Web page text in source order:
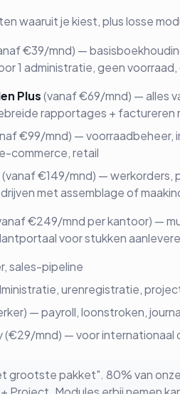
waaruit je kiest, plus losse
€39/mnd) —
1 administratie, geen
Plus(vanaf €69/mnd) — alles
rapportages + factureren
€99/mnd) — voorraadbeheer,
commerce, retail
(vanaf €149/mnd) — werkorders,
met assemblage of
€249/mnd per kantoor) —
voor stukken
sales-pipeline
urenregistratie,
— payroll, loonstroken,
mnd) — voor internationaal
grootste pakket". 80% van